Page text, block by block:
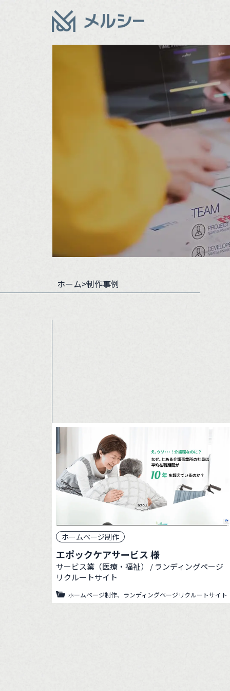
ホーム>制作事例
ホームページ制作
エポックケアサービス 様
サービス業（医療・福祉） / ランディングページ
リクルートサイト
ホームページ制作、ランディングページリクルートサイト